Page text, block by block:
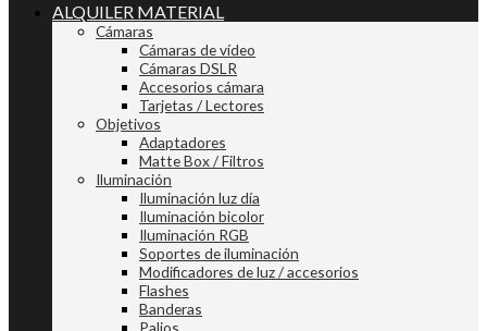
ALQUILER MATERIAL
Cámaras
Cámaras de vídeo
Cámaras DSLR
Accesorios cámara
Tarjetas / Lectores
Objetivos
Adaptadores
Matte Box / Filtros
Iluminación
Iluminación luz día
Iluminación bicolor
Iluminación RGB
Soportes de iluminación
Modificadores de luz / accesorios
Flashes
Banderas
Palios